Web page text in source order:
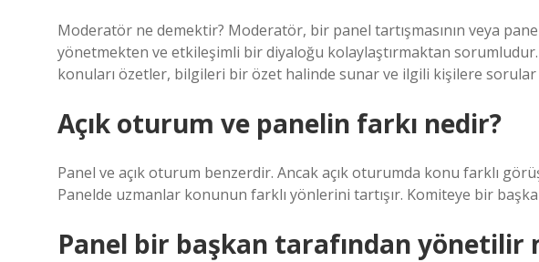
Moderatör ne demektir? Moderatör, bir panel tartışmasının veya
yönetmekten ve etkileşimli bir diyaloğu kolaylaştırmaktan
konuları özetler, bilgileri bir özet halinde sunar ve ilgili kişilere
Açık oturum ve panelin farkı nedir?
Panel ve açık oturum benzerdir. Ancak açık oturumda konu farklı
Panelde uzmanlar konunun farklı yönlerini tartışır. Komiteye bir
Panel bir başkan tarafından yönetilir